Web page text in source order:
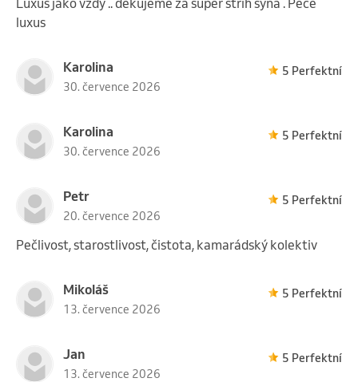
luxus
Karolina
30. července 2026
5 Perfektní
Karolina
30. července 2026
5 Perfektní
Petr
20. července 2026
5 Perfektní
Pečlivost, starostlivost, čistota, kamarádský kolektiv
Mikoláš
13. července 2026
5 Perfektní
Jan
13. července 2026
5 Perfektní